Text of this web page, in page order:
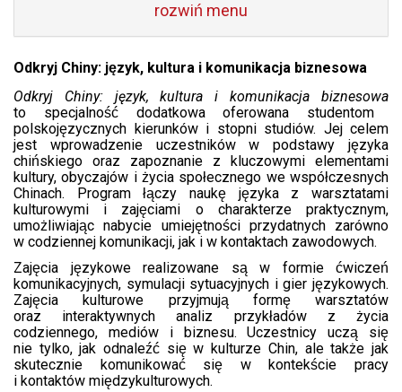
rozwiń menu
Odkryj Chiny: język, kultura i komunikacja biznesowa
Odkryj Chiny: język, kultura i komunikacja biznesowa
to specjalność dodatkowa oferowana studentom
polskojęzycznych kierunków i stopni studiów. Jej celem
jest wprowadzenie uczestników w podstawy języka
chińskiego oraz zapoznanie z kluczowymi elementami
kultury, obyczajów i życia społecznego we współczesnych
Chinach. Program łączy naukę języka z warsztatami
kulturowymi i zajęciami o charakterze praktycznym,
umożliwiając nabycie umiejętności przydatnych zarówno
w codziennej komunikacji, jak i w kontaktach zawodowych.
Zajęcia językowe realizowane są w formie ćwiczeń
komunikacyjnych, symulacji sytuacyjnych i gier językowych.
Zajęcia kulturowe przyjmują formę warsztatów
oraz interaktywnych analiz przykładów z życia
codziennego, mediów i biznesu. Uczestnicy uczą się
nie tylko, jak odnaleźć się w kulturze Chin, ale także jak
skutecznie komunikować się w kontekście pracy
i kontaktów międzykulturowych.